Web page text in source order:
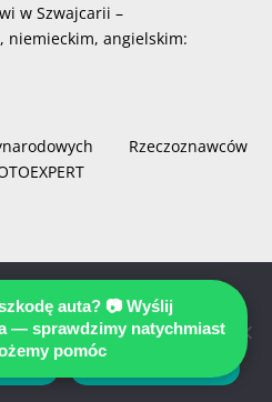
w Szwajcarii –
niemieckim, angielskim:
Rzeczoznawców
auta? 📷 Wyślij
— sprawdzimy natychmiast
pomóc
aby świadczyć usługi na
korzystanie ze strony oznacza,
się na ich użycie.